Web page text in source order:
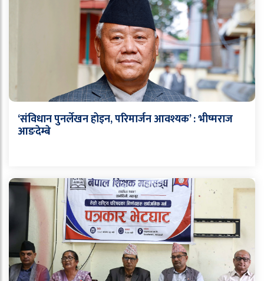
‘संविधान पुनर्लेखन होइन, परिमार्जन आवश्यक’ : भीष्मराज
आङदेम्बे